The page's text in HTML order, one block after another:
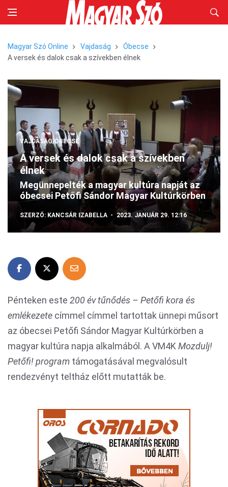
Magyar Szó Online Vajdaság
Óbecse
A versek és dalok csak a szívekben élnek
VAJDASÁG/ÓBECSE
A versek és dalok csak a szívekben
élnek
Megünnepelték a magyar kultúra napját az
óbecsei Petőfi Sándor Magyar Kultúrkörben
SZERZŐ: KANCSÁR IZABELLA 2023. JANUÁR 29. 12:16
Pénteken este 200 év tűnődés – Petőfi kora és
emlékezete címmel címmel tartottak ünnepi műsort
az óbecsei Petőfi Sándor Magyar Kultúrkörben a
magyar kultúra napja alkalmából. A VM4K Mozdulj!
Petőfi! program támogatásával megvalósult
rendezvényt teltház előtt mutatták be.